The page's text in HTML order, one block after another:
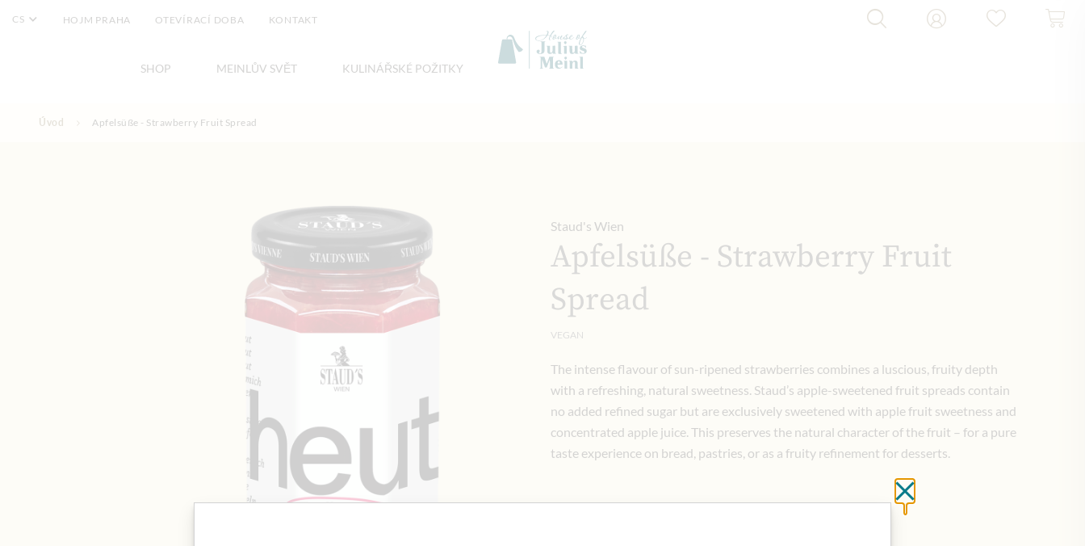
CS HOJM PRAHA OTEVÍRACÍ DOBA KONTAKT
SHOP MEINLŮV SVĚT KULINÁŘSKÉ POŽITKY
Přejít na obsah
Úvod Apfelsüße - Strawberry Fruit Spread
Staud's Wien
Apfelsüße - Strawberry Fruit
Spread
VEGAN
The intense flavour of sun-ripened strawberries combines a luscious, fruity depth
with a refreshing, natural sweetness. Staud’s apple-sweetened fruit spreads contain
no added refined sugar but are exclusively sweetened with apple fruit sweetness and
concentrated apple juice. This preserves the natural character of the fruit – for a pure
taste experience on bread, pastries, or as a fruity refinement for desserts.
Close without saving